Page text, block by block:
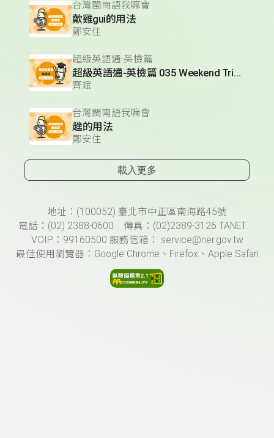
台灣閩南語我嘛會
歕雞gui的用法
鄭安住
超級英語通-英檢篇
超級英語通-英檢篇 035 Weekend Trip- 週末旅遊
齊斌
台灣閩南語我嘛會
趖的用法
鄭安住
載入更多
頁尾資訊地址：(100052) 臺北市中正區南海路45號
電話：(02) 2388-0600 傳真：(02)2389-3126 TANET
VOIP：99160500 服務信箱： service@ner.gov.tw
最佳使用瀏覽器：Google Chrome、Firefox、Apple Safari